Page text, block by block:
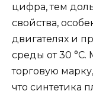
цифра, тем
свойства,
двигателях и
среды от 30 °С.
торговую
что синтетика